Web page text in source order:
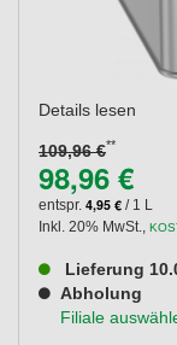
Details lesen
109,96 €**
98,96 €
entspr. 4,95 € / 1 L
Inkl. 20% MwSt.
Lieferung
Abholung
Filiale